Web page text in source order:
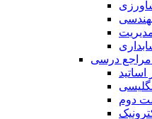
مراجع درسی
دوم